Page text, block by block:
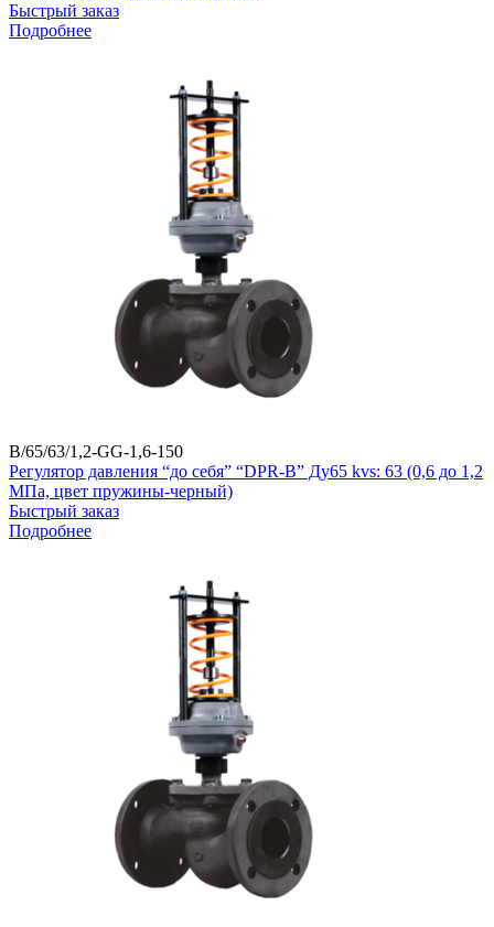
Быстрый заказ
Подробнее
B/65/63/1,2-GG-1,6-150
Регулятор давления “до себя” “DPR-B” Ду65 kvs: 63 (0,6 до 1,2
МПа, цвет пружины-черный)
Быстрый заказ
Подробнее